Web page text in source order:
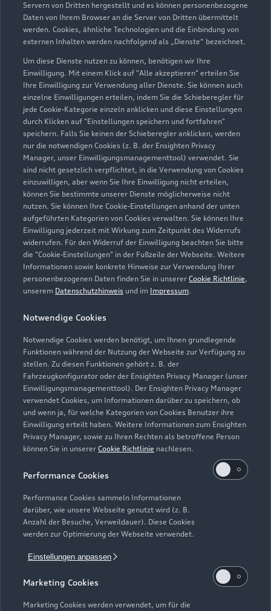
Servern von Dritten hergestellt und es können personenbezogene
Daten von Ihrem Browser an die Server von Dritten übermittelt
werden. Cookies, ähnliche Technologien und die Einbindung von
externen Inhalten werden nachfolgend als „Dienste“ bezeichnet.
Um diese Dienste nutzen zu können, benötigen wir Ihre
Einwilligung. Mit einem Klick auf "Alle akzeptieren" erteilen Sie
Ihre Einwilligung zur Verwendung aller Dienste. Sie können auch
einzelne Einwilligungen erteilen, indem Sie die Schieberegler für
jede Cookie-Kategorie einzeln anklicken und diese Einstellungen
durch Klicken auf "Einstellungen speichern und fortfahren"
speichern. Falls Sie keinen der Schieberegler anklicken, werden
nur die notwendigen Cookies (z. B. der Ensighten Privacy
Manager, unser Einwilligungsmanagementtool) verwendet. Sie
sind nicht gesetzlich verpflichtet, in die Verwendung von Cookies
einzuwilligen, aber wenn Sie Ihre Einwilligung nicht erteilen,
können Sie bestimmte unserer Dienste möglicherweise nicht
nutzen. Sie können Ihre Cookie-Einstellungen anhand der unten
aufgeführten Kategorien von Cookies verwalten. Sie können Ihre
Einwilligung jederzeit mit Wirkung zum Zeitpunkt des Widerrufs
widerrufen. Für den Widerruf der Einwilligung beachten Sie bitte
die "Cookie-Einstellungen" in der Fußzeile der Webseite. Weitere
Informationen sowie konkrete Hinweise zur Verwendung Ihrer
personenbezogenen Daten finden Sie in unserer Cookie Richtlinie,
unserem Datenschutzhinweis und im Impressum.
Notwendige Cookies
Notwendige Cookies werden benötigt, um Ihnen grundlegende
Funktionen während der Nutzung der Webseite zur Verfügung zu
stellen. Zu diesen Funktionen gehört z. B. der
Fahrzeugkonfigurator oder der Ensighten Privacy Manager (unser
Einwilligungsmanagementtool). Der Ensighten Privacy Manager
verwendet Cookies, um Informationen darüber zu speichern, ob
und wenn ja, für welche Kategorien von Cookies Benutzer ihre
Einwilligung erteilt haben. Weitere Informationen zum Ensighten
Privacy Manager, sowie zu Ihren Rechten als betroffene Person
können Sie in unserer Cookie Richtlinie nachlesen.
Performance Cookies
Performance Cookies sammeln Informationen
darüber, wie unsere Webseite genutzt wird (z. B.
Anzahl der Besuche, Verweildauer). Diese Cookies
werden zur Optimierung der Webseite verwendet.
Einstellungen anpassen
Marketing Cookies
Marketing Cookies werden verwendet, um für die
Zur Inspektion
Zur Reparatur
Zurück nach oben
Modelle
Elektromodelle
Plug-in-Hybride
Neuwagensuche
Gebrauchtwagensuche
Service & Zubehör
Saisonale Angebote
Audi Services
Garantie
Audi digital services
Support
Über Audi
Unternehmen